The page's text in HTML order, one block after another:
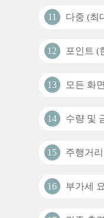
11 다중 (최
12 포인트 (
13 모든 화
14 수량 및
15 주행거
16 부가세